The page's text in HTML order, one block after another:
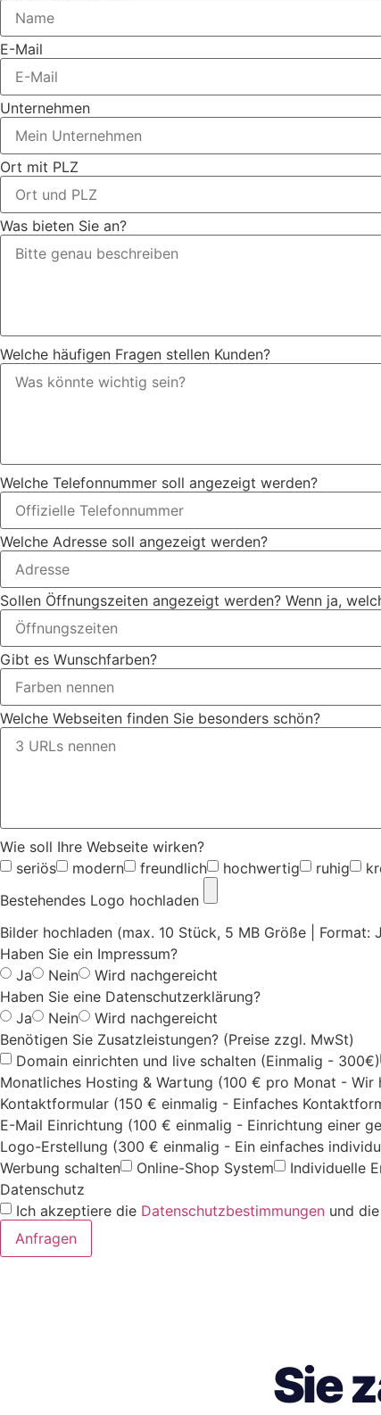
E-Mail
Unternehmen
Ort mit PLZ
Was bieten Sie an?
Welche häufigen Fragen stellen Kunden?
Welche Telefonnummer soll angezeigt werden?
Welche Adresse soll angezeigt werden?
Sollen Öffnungszeiten angezeigt werden? Wenn ja,
Gibt es Wunschfarben?
Welche Webseiten finden Sie besonders schön?
Wie soll Ihre Webseite wirken?
seriös
modern freundlich hochwertig ruhig
Bestehendes Logo hochladen
Bilder hochladen (max. 10 Stück, 5 MB Größe | Format:
Haben Sie ein Impressum?
Ja
Nein
Wird nachgereicht
Haben Sie eine Datenschutzerklärung?
Ja
Nein
Wird nachgereicht
Benötigen Sie Zusatzleistungen? (Preise zzgl. MwSt)
Domain einrichten und live schalten (Einmalig - 300€)
Monatliches Hosting & Wartung (100 € pro Monat - Wir
Kontaktformular (150 € einmalig - Einfaches
E-Mail Einrichtung (100 € einmalig - Einrichtung einer
Logo-Erstellung (300 € einmalig - Ein einfaches
Werbung schalten
Online-Shop System
Individuelle
Datenschutz
Ich akzeptiere die Datenschutzbestimmungen und die
Anfragen
Sie